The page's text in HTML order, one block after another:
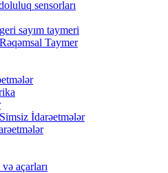
sensorları
sayım taymeri
Taymer
İdarəetmələr
açarları